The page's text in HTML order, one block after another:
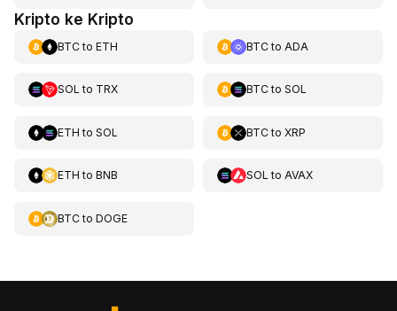
Kripto ke Kripto
BTCto ETH BTCto ADA
SOL to TRX BTCto SOL
ETH to SOL BTCto XRP
ETH to BNB SOL to AVAX
BTCto DOGE